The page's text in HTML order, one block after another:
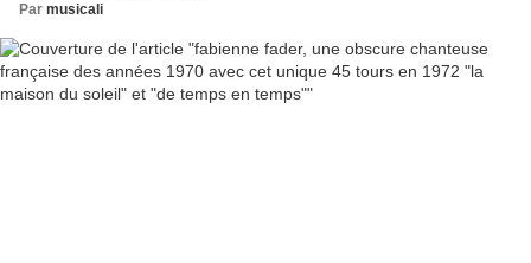
Par musicali